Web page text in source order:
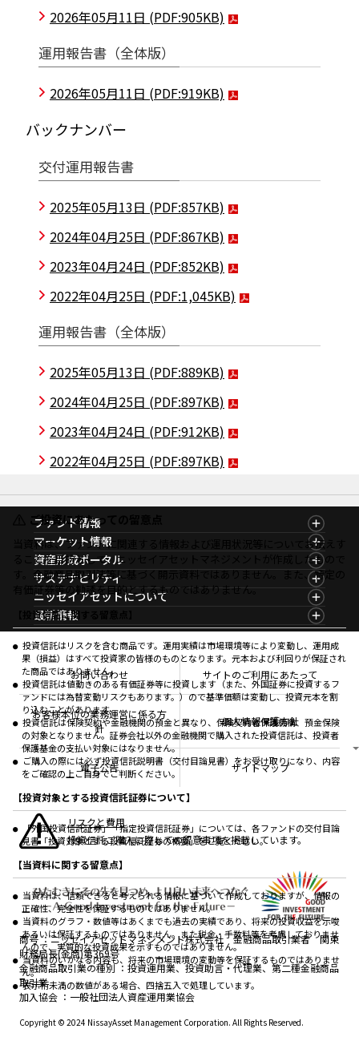
2026年05月11日 (PDF:905KB)
運用報告書（全体版）
2026年05月11日 (PDF:919KB)
バックナンバー
交付運用報告書
2025年05月13日 (PDF:857KB)
2024年04月25日 (PDF:867KB)
2023年04月24日 (PDF:852KB)
2022年04月25日 (PDF:1,045KB)
運用報告書（全体版）
2025年05月13日 (PDF:889KB)
2024年04月25日 (PDF:897KB)
2023年04月24日 (PDF:912KB)
2022年04月25日 (PDF:897KB)
ご投資にあたっての留意点
当資料は、ファンドに関連する情報および運用状況等についてお伝えす
ることを目的として、ニッセイアセットマネジメントが作成したもので
す。金融商品取引法等に基づく開示資料ではありません。また、特定の
有価証券等の勧誘を目的とするものではありません。
【投資信託に関する留意点】
投資信託はリスクを含む商品です。運用実績は市場環境等により変動し、運用成
果（損益）はすべて投資家の皆様のものとなります。元本および利回りが保証され
た商品ではありません。
投資信託は値動きのある有価証券等に投資します（また、外国証券に投資するフ
ァンドには為替変動リスクもあります。）ので基準価額は変動し、投資元本を割
り込むことがあります。
投資信託は保険契約や金融機関の預金と異なり、保険契約者保護機構、預金保険
の対象となりません。証券会社以外の金融機関で購入された投資信託は、投資者
保護基金の支払い対象にはなりません。
ご購入の際には必ず投資信託説明書（交付目論見書）をお受け取りになり、内容
をご確認の上ご自身でご判断ください。
【投資対象とする投資信託証券について】
「外国投資信託証券」「指定投資信託証券」については、各ファンドの交付目論
見書「投資対象とする投資信託証券の概要」をご覧ください。
【当資料に関する留意点】
当資料は、信頼できると考えられる情報に基づいて作成しておりますが、情報の
正確性、完全性を保証するものではありません。
当資料のグラフ・数値等はあくまでも過去の実績であり、将来の投資収益を示唆
あるいは保証するものではありません。また税金・手数料等を考慮しておりませ
んので、実質的な投資成果を示すものではありません。
当資料のいかなる内容も、将来の市場環境の変動等を保証するものではありませ
ん。
表示桁未満の数値がある場合、四捨五入で処理しています。
ファンド情報
ファンド情報TOP
基準価額一覧
ファンド検索
ファンド比較
決算カレンダー
海外休日カレンダー
投資信託新商品のご案内
投資信託償還商品のご案内
ちょこっと3分！ファンドシアター
有価証券届出書の効力の発生の有無について
こだわりのインデックスファンド 購入・換金手数料
なしシリーズ
確定拠出年金について
マーケット情報
マーケット情報TOP
マーケット指数
マーケットレポート
コラム
ファンドレポート
資産形成ポータル
資産形成ポータルTOP
資産形成サービス
Nダイレクト
Goal Navi
資産形成サポート
NAMシティ
お問い合わせ
よくあるご質問
投資の教室
サステナビリティ
サステナビリティTOP
サステナビリティ経営
サステナブル投資
ニッセイアセットについて
ニッセイアセットについてTOP
会社情報
プレスリリース
受賞歴
方針・その他開示情報
採用情報
公式キャラクターのご紹介
最新情報
マーケットニュース
商品ニュース
おしらせ
メディアお問い合わせ サイトのご利用にあたって
お客様本位の業務運営に係る方
針
個人情報保護方針
電子公告 サイトマップ
リスクと費用
投資信託ご購入に際しての留意事項を掲載しています。
商号
ニッセイアセットマネジメント株式会社 金融商品取引業者 関東
財務局長(金商)第369号
金融商品取引業の種別
投資運用業、投資助言・代理業、第二種金融商品
取引業
加入協会
一般社団法人資産運用業協会
Copyright © 2024 NissayAsset Management Corporation. All Rights Reserved.